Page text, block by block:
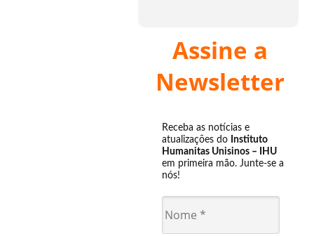
Assine a
Newsletter
Receba as notícias e
atualizações do Instituto
Humanitas Unisinos – IHU
em primeira mão. Junte-se a
nós!